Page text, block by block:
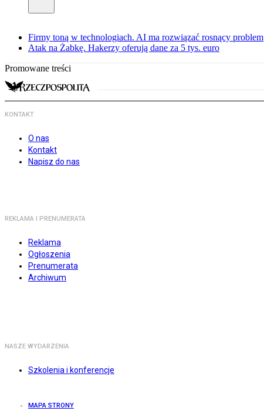
Firmy toną w technologiach. AI ma rozwiązać rosnący problem
Atak na Żabkę. Hakerzy oferują dane za 5 tys. euro
Promowane treści
KONTAKT
O nas
Kontakt
Napisz do nas
REKLAMA I PRENUMERATA
Reklama
Ogłoszenia
Prenumerata
Archiwum
NASZE WYDARZENIA
Szkolenia i konferencje
MAPA STRONY